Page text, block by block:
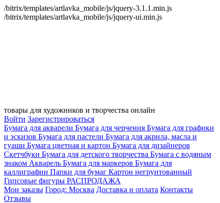
/bitrix/templates/artlavka_mobile/js/jquery-3.1.1.min.js
/bitrix/templates/artlavka_mobile/js/jquery-ui.min.js
товары для художников и творчества онлайн
Войти Зарегистрироваться
Бумага для акварели Бумага для черчения Бумага для графики
и эскизов Бумага для пастели Бумага для акрила, масла и
гуаши Бумага цветная и картон Бумага для дизайнеров
Скетчбуки Бумага для детского творчества Бумага с водяным
знаком Акварель Бумага для маркеров Бумага для
каллиграфии Папки для бумаг Картон негрунтованный
Гипсовые фигуры РАСПРОДАЖА
Мои заказы Город: Москва Доставка и оплата Контакты
Отзывы